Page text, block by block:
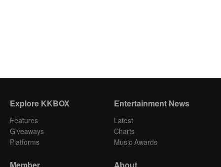
Explore KKBOX
Features
Giveaways
Platforms
Entertainment News
Latest
Charts
Music Awards